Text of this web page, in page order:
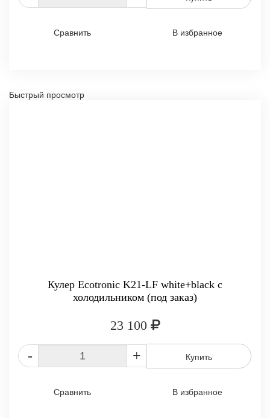
Сравнить В избранное
Быстрый просмотр
Кулер Ecotronic K21-LF white+black с
холодильником (под заказ)
23 100
- + Купить
Сравнить В избранное